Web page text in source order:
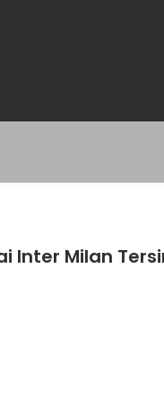
Inter Milan